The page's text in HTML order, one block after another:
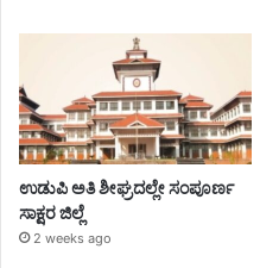
ಉಡುಪಿ ಅತಿ ಶೀಘ್ರದಲ್ಲೇ ಸಂಪೂರ್ಣ
ಸಾಕ್ಷರ ಜಿಲ್ಲೆ
2 weeks ago